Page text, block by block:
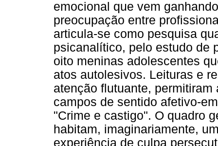
emocional que vem
preocupação entre
articula-se como pesquisa
psicanalítico, pelo estudo de
oito meninas adolescentes
atos autolesivos. Leituras e
atenção flutuante,
campos de sentido afetivo-
"Crime e castigo". O quadro
habitam, imaginariamente,
experiência de culpa